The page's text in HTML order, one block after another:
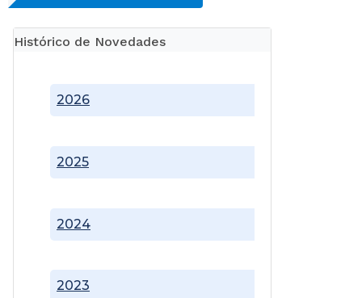
Histórico de Novedades
2023
2024
2025
2026